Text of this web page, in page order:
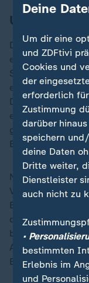
Umstrittener
Das
eigentlich
einer
Doch die Italiener
eigenen Anlage.
gebaute (und
Eugenio Monti
Nach langem hin
Verantwortlichen
Euro teuren und
dem alten
begannen im
Arbeiter über 300
Bahn in
Deine
Um dir eine
und ZDFtivi
Cookies und
der
erforderlich
Zustimmung
darüber
speichern
deine Daten
Dritte weiter,
Dienstleister
auch nicht zu
•
bestimmten
Erlebnis im
und